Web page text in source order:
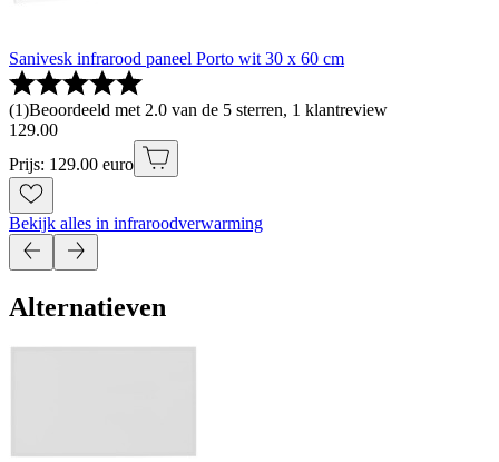
Sanivesk infrarood paneel Porto wit 30 x 60 cm
(1)Beoordeeld met 2.0 van de 5 sterren, 1 klantreview
129.00
Prijs: 129.00 euro
Bekijk alles in infraroodverwarming
Alternatieven